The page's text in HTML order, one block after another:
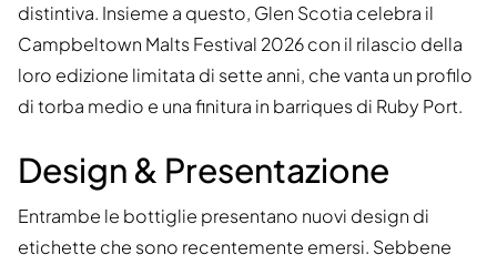
distintiva. Insieme a questo, Glen Scotia celebra il
Campbeltown Malts Festival 2026 con il rilascio della
loro edizione limitata di sette anni, che vanta un profilo
di torba medio e una finitura in barriques di Ruby Port.
Design & Presentazione
Entrambe le bottiglie presentano nuovi design di
etichette che sono recentemente emersi. Sebbene